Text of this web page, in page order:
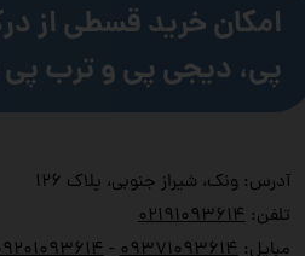
آدرس: ونک، شیراز جنوبی، پلاک ۱۲۶
تلفن:
۰۲۱۹۱۰۹۳۶۱۴
امکان خرید قسطی از
پی، دیجی پی و ترب پی